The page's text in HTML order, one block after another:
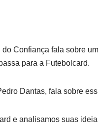
Confiança fala sobre
para a Futebolcard.
Dantas, fala sobre
e analisamos suas